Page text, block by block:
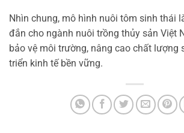
Nhìn chung, mô hình nuôi tôm sinh thái
đắn cho ngành nuôi trồng thủy sản Việt
bảo vệ môi trường, nâng cao chất lượng
triển kinh tế bền vững.